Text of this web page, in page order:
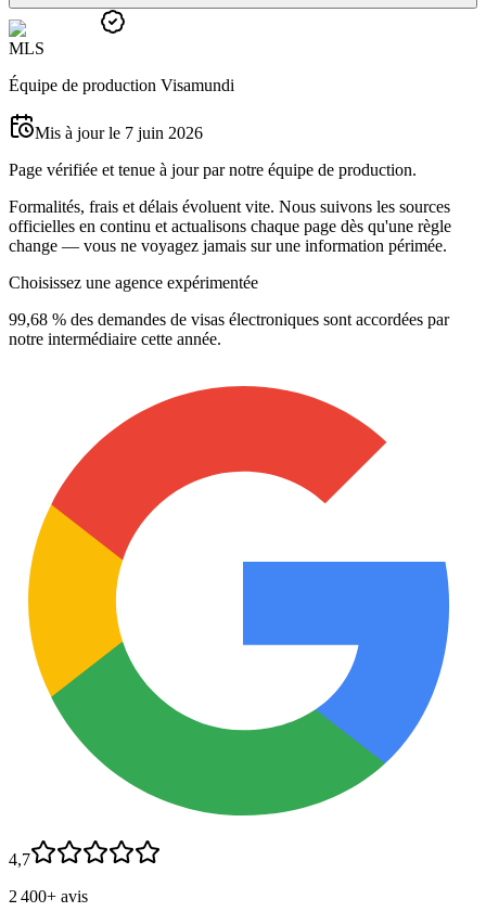
MLS
Équipe de production Visamundi
Mis à jour le 7 juin 2026
Page vérifiée et tenue à jour par notre équipe de production.
Formalités, frais et délais évoluent vite. Nous suivons les sources
officielles en continu et actualisons chaque page dès qu'une règle
change — vous ne voyagez jamais sur une information périmée.
Choisissez une agence expérimentée
99,68 % des demandes de visas électroniques sont accordées par
notre intermédiaire cette année.
4,7
2 400+ avis